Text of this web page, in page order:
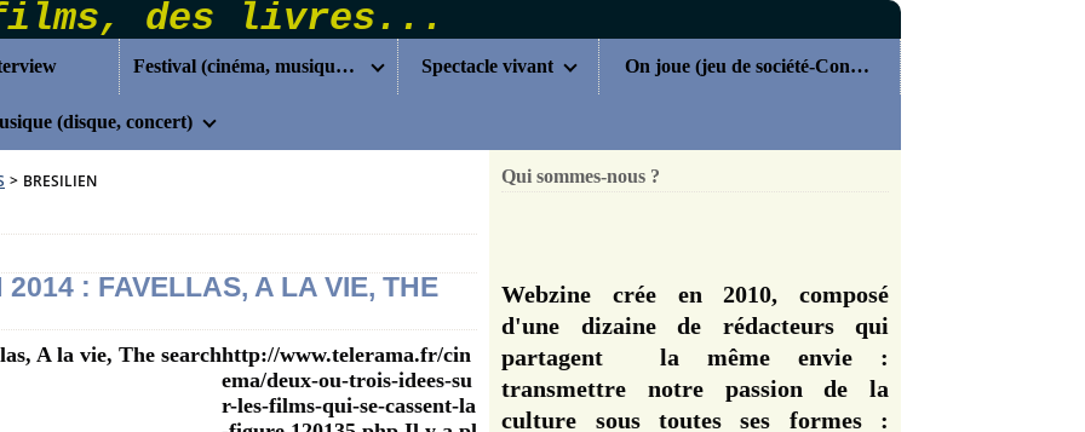
Festival (cinéma, musique...) Spectacle vivant On joue (jeu de société-Concours)
(disque, concert)
> BRESILIEN
: FAVELLAS, A LA VIE, THE
http://www.telerama.fr/cin
ema/deux-ou-trois-idees-su
r-les-films-qui-se-cassent-la
Qui sommes-nous ?
Webzine crée en 2010, composé
d'une dizaine de rédacteurs qui
partagent la même envie :
transmettre notre passion de la
culture sous toutes ses formes :